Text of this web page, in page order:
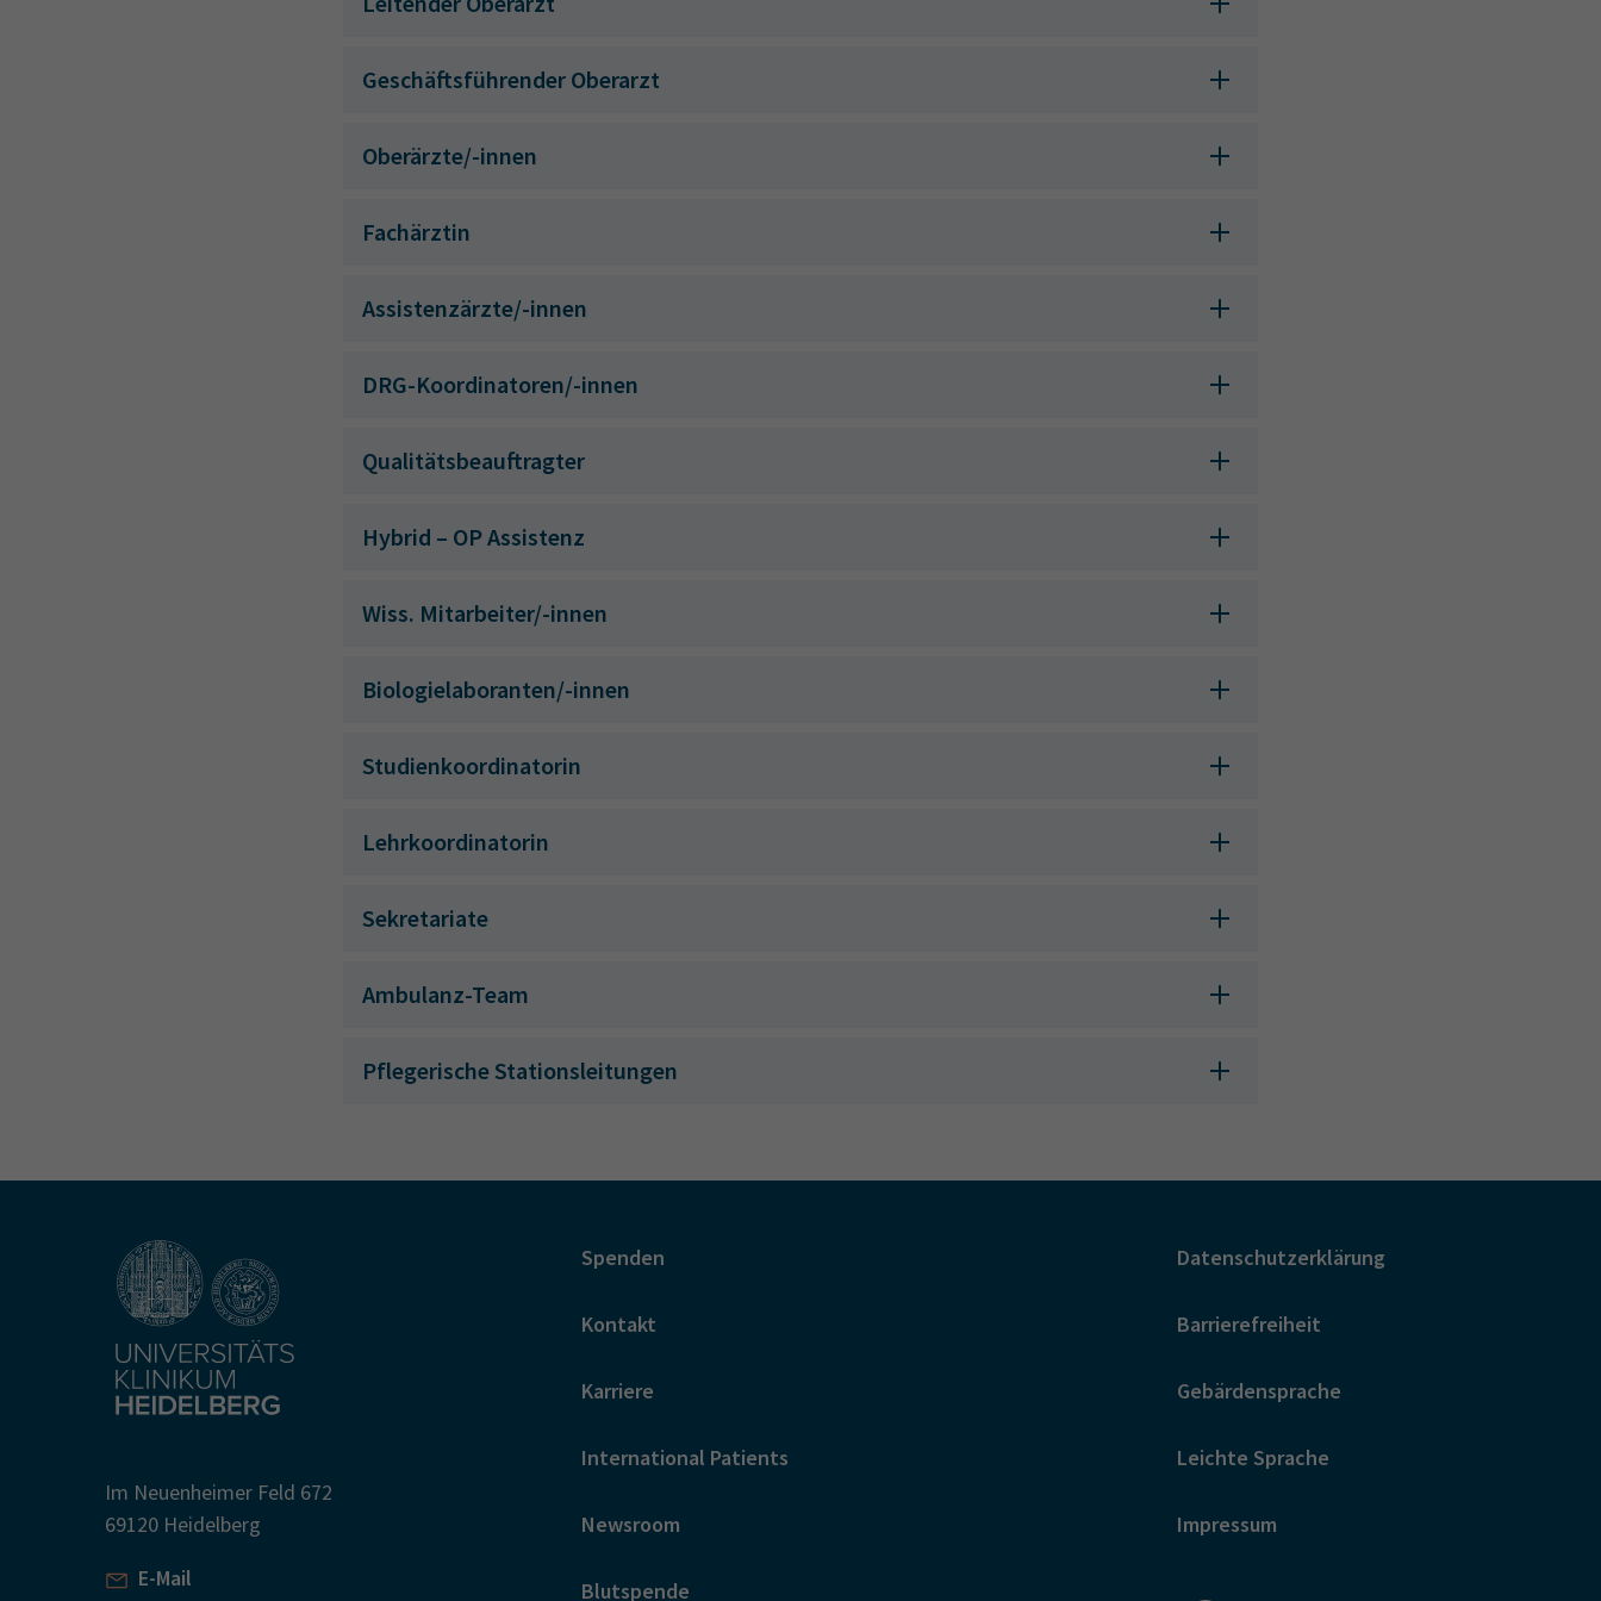
Geschäftsführender Oberarzt
Oberärzte/-innen
Fachärztin
Assistenzärzte/-innen
DRG-Koordinatoren/-innen
Qualitätsbeauftragter
Hybrid – OP Assistenz
Wiss. Mitarbeiter/-innen
Biologielaboranten/-innen
Studienkoordinatorin
Lehrkoordinatorin
Sekretariate
Ambulanz-Team
Pflegerische Stationsleitungen
Im Neuenheimer Feld 672
69120 Heidelberg
E-Mail
Spenden
Kontakt
Karriere
International Patients
Newsroom
Blutspende
Datenschutzerklärung
Barrierefreiheit
Gebärdensprache
Leichte Sprache
Impressum